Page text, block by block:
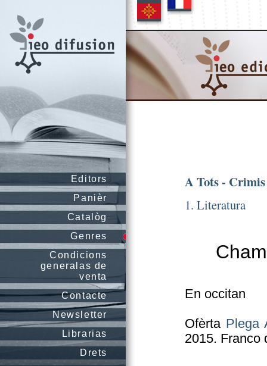
Editors
Panièr
Catalòg
Genres
Condicions
generalas de
venta
Contacte
Newsletter
Librarias
Drets
A Tots - Crimis
1. Literatura
En occitan
Ofèrta Plega
2015. Franco